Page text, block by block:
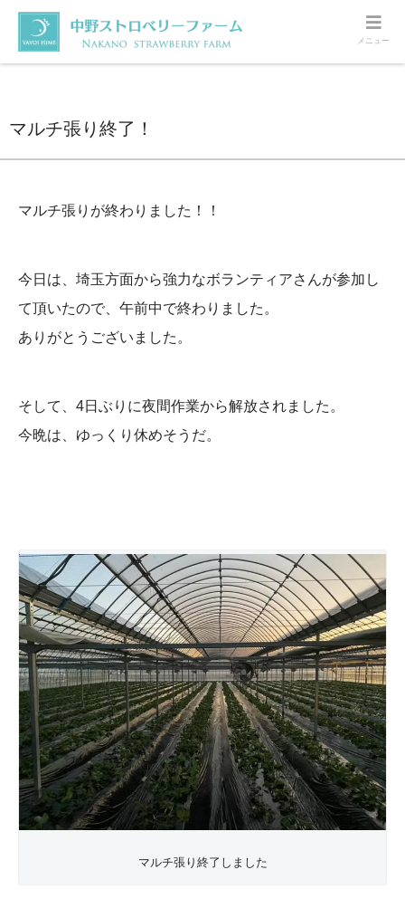
ホーム ハウスの様子 マルチ張り終了！
マルチ張り終了！
マルチ張りが終わりました！！
今日は、埼玉方面から強力なボランティアさんが参加し
て頂いたので、午前中で終わりました。
ありがとうございました。
そして、4日ぶりに夜間作業から解放されました。
今晩は、ゆっくり休めそうだ。
マルチ張り終了しました
メニュー